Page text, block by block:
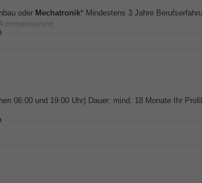
oder Mechatronik* Mindestens 3 Jahre
06:00 und 19:00 Uhr) Dauer: mind. 18 Monate Ihr Profil